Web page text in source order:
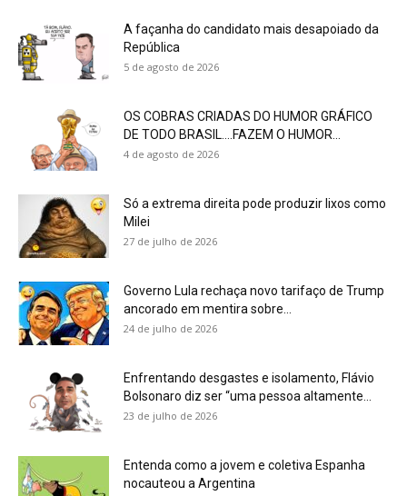
A façanha do candidato mais desapoiado da
República
5 de agosto de 2026
OS COBRAS CRIADAS DO HUMOR GRÁFICO
DE TODO BRASIL….FAZEM O HUMOR...
4 de agosto de 2026
Só a extrema direita pode produzir lixos como
Milei
27 de julho de 2026
Governo Lula rechaça novo tarifaço de Trump
ancorado em mentira sobre...
24 de julho de 2026
Enfrentando desgastes e isolamento, Flávio
Bolsonaro diz ser “uma pessoa altamente...
23 de julho de 2026
Entenda como a jovem e coletiva Espanha
nocauteou a Argentina